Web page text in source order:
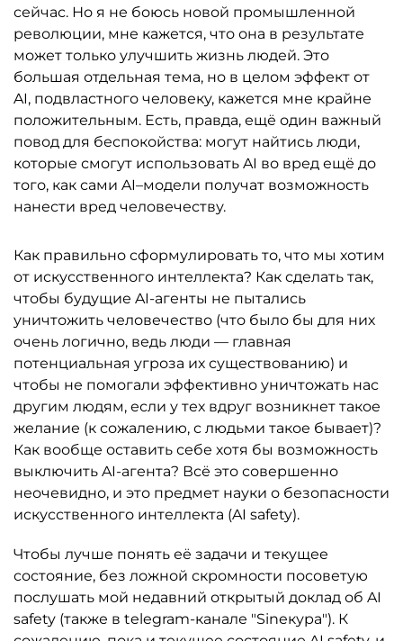
сейчас. Но я не боюсь новой промышленной
революции, мне кажется, что она в результате
может только улучшить жизнь людей. Это
большая отдельная тема, но в целом эффект от
AI, подвластного человеку, кажется мне крайне
положительным. Есть, правда, ещё один важный
повод для беспокойства: могут найтись люди,
которые смогут использовать AI во вред ещё до
того, как сами AI–модели получат возможность
нанести вред человечеству.
Как правильно сформулировать то, что мы хотим
от искусственного интеллекта? Как сделать так,
чтобы будущие AI-агенты не пытались
уничтожить человечество (что было бы для них
очень логично, ведь люди — главная
потенциальная угроза их существованию) и
чтобы не помогали эффективно уничтожать нас
другим людям, если у тех вдруг возникнет такое
желание (к сожалению, с людьми такое бывает)?
Как вообще оставить себе хотя бы возможность
выключить AI-агента? Всё это совершенно
неочевидно, и это предмет науки о безопасности
искусственного интеллекта (AI safety).
Чтобы лучше понять её задачи и текущее
состояние, без ложной скромности посоветую
послушать мой недавний открытый доклад об AI
safety (также в telegram-канале "Sineкура"). К